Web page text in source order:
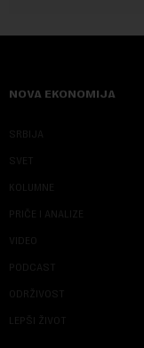
NOVA EKONOMIJA
SRBIJA
SVET
KOLUMNE
PRIČE I ANALIZE
VIDEO
PODCAST
ODRŽIVOST
LEPŠI ŽIVOT